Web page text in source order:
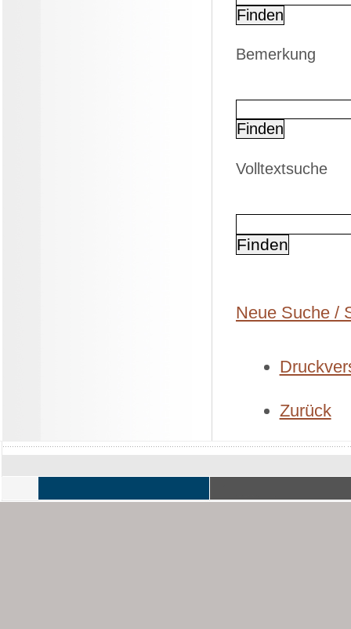
Bemerkung
Volltextsuche
Neue Suche /
Zurück